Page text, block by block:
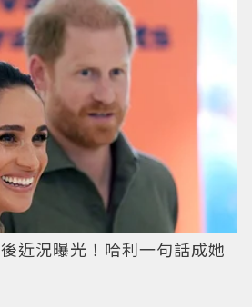
近況曝光！哈利一句話成她